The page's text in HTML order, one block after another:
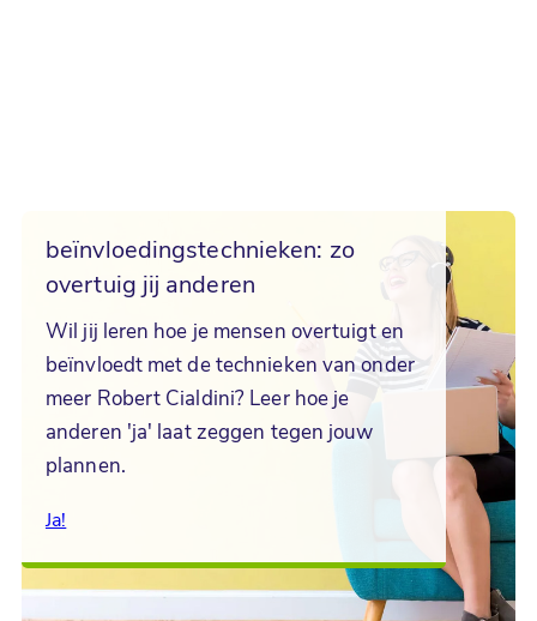
beïnvloedingstechnieken: zo
overtuig jij anderen
Wil jij leren hoe je mensen overtuigt en
beïnvloedt met de technieken van onder
meer Robert Cialdini? Leer hoe je
anderen 'ja' laat zeggen tegen jouw
plannen.
Ja!